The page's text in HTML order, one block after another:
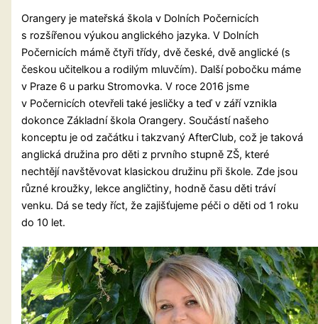
Orangery je mateřská škola v Dolních Počernicích
s rozšířenou výukou anglického jazyka. V Dolních
Počernicích mámě čtyři třídy, dvě české, dvě anglické (s
českou učitelkou a rodilým mluvčím). Další pobočku máme
v Praze 6 u parku Stromovka. V roce 2016 jsme
v Počernicích otevřeli také jesličky a teď v září vznikla
dokonce Základní škola Orangery. Součástí našeho
konceptu je od začátku i takzvaný AfterClub, což je taková
anglická družina pro děti z prvního stupně ZŠ, které
nechtějí navštěvovat klasickou družinu při škole. Zde jsou
různé kroužky, lekce angličtiny, hodně času děti tráví
venku. Dá se tedy říct, že zajišťujeme péči o děti od 1 roku
do 10 let.